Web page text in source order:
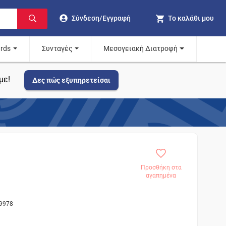
Σύνδεση/Εγγραφή Το καλάθι μου
Συνταγές Μεσογειακή Διατροφή
Δες πώς εξυπηρετείσαι
Προσθήκη στα
αγαπημένα